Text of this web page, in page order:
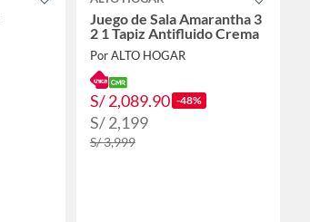
Juego de Sala Amarantha 3
2 1 Tapiz Antifluido Crema
Por ALTO HOGAR
S/ 2,089.90 -48%
S/ 2,199
S/ 3,999